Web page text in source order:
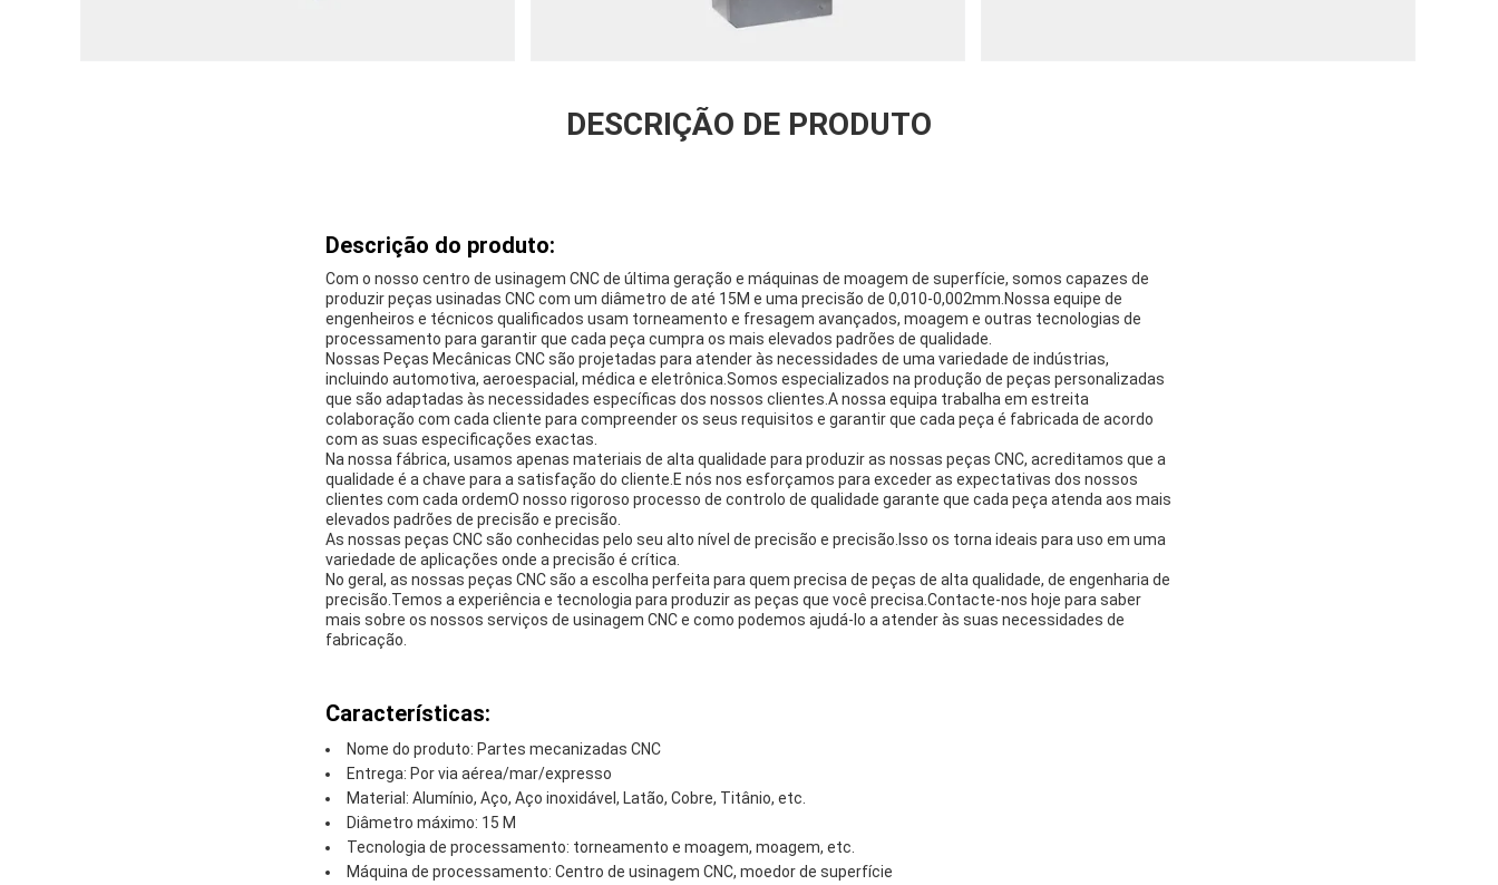
DESCRIÇÃO DE PRODUTO
Descrição do produto:
Com o nosso centro de usinagem CNC de última geração e máquinas de moagem de superfície, somos capazes de
produzir peças usinadas CNC com um diâmetro de até 15M e uma precisão de 0,010-0,002mm.Nossa equipe de
engenheiros e técnicos qualificados usam torneamento e fresagem avançados, moagem e outras tecnologias de
processamento para garantir que cada peça cumpra os mais elevados padrões de qualidade.
Nossas Peças Mecânicas CNC são projetadas para atender às necessidades de uma variedade de indústrias,
incluindo automotiva, aeroespacial, médica e eletrônica.Somos especializados na produção de peças personalizadas
que são adaptadas às necessidades específicas dos nossos clientes.A nossa equipa trabalha em estreita
colaboração com cada cliente para compreender os seus requisitos e garantir que cada peça é fabricada de acordo
com as suas especificações exactas.
Na nossa fábrica, usamos apenas materiais de alta qualidade para produzir as nossas peças CNC, acreditamos que a
qualidade é a chave para a satisfação do cliente.E nós nos esforçamos para exceder as expectativas dos nossos
clientes com cada ordemO nosso rigoroso processo de controlo de qualidade garante que cada peça atenda aos mais
elevados padrões de precisão e precisão.
As nossas peças CNC são conhecidas pelo seu alto nível de precisão e precisão.Isso os torna ideais para uso em uma
variedade de aplicações onde a precisão é crítica.
No geral, as nossas peças CNC são a escolha perfeita para quem precisa de peças de alta qualidade, de engenharia de
precisão.Temos a experiência e tecnologia para produzir as peças que você precisa.Contacte-nos hoje para saber
mais sobre os nossos serviços de usinagem CNC e como podemos ajudá-lo a atender às suas necessidades de
fabricação.
Características:
Nome do produto: Partes mecanizadas CNC
Entrega: Por via aérea/mar/expresso
Material: Alumínio, Aço, Aço inoxidável, Latão, Cobre, Titânio, etc.
Diâmetro máximo: 15 M
Tecnologia de processamento: torneamento e moagem, moagem, etc.
Máquina de processamento: Centro de usinagem CNC, moedor de superfície